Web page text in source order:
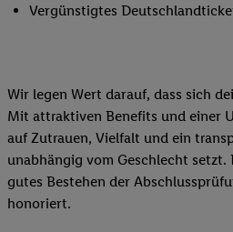
Vergünstigtes
Wir legen Wert darauf, dass sich
Mit attraktiven Benefits und einer
auf Zutrauen, Vielfalt und ein
unabhängig vom Geschlecht setzt.
gutes Bestehen der
honoriert.